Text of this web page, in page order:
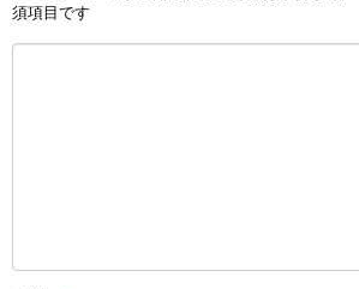
須項目です